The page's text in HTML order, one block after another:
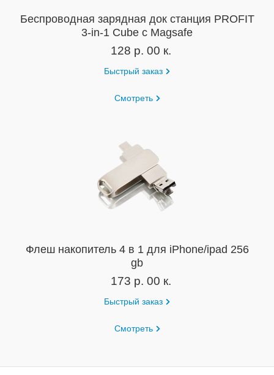
Беспроводная зарядная док станция PROFIT
3-in-1 Cube с Magsafe
128 р. 00 к.
Быстрый заказ
Смотреть
Флеш накопитель 4 в 1 для iPhone/ipad 256
gb
173 р. 00 к.
Быстрый заказ
Смотреть